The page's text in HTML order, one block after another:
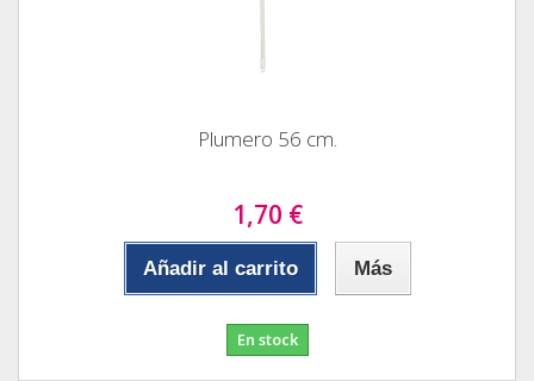
Plumero 56 cm.
1,70 €
Añadir al carrito Más
En stock